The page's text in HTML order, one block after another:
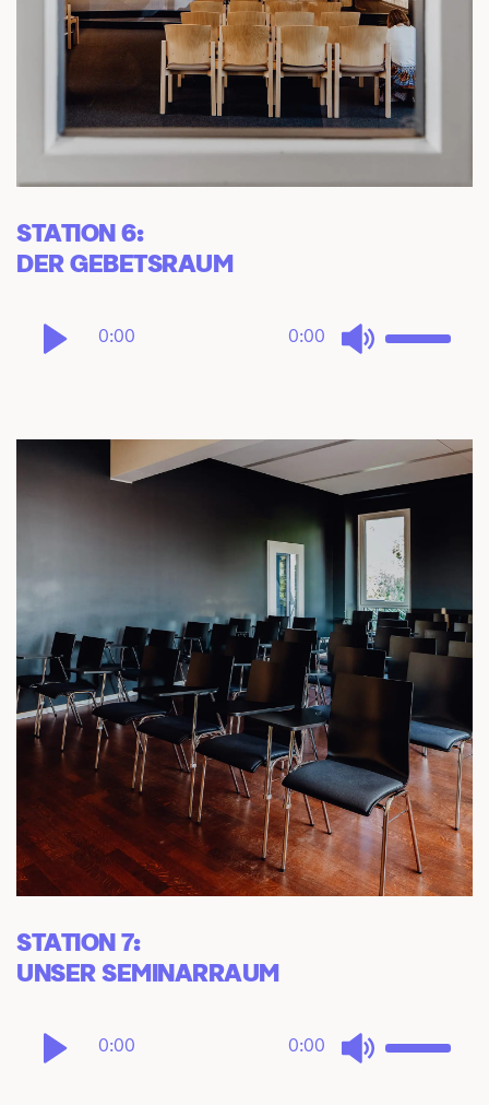
STATION 6:
DER GEBETSRAUM
0:00 0:00
STATION 7:
UNSER SEMINARRAUM
0:00 0:00